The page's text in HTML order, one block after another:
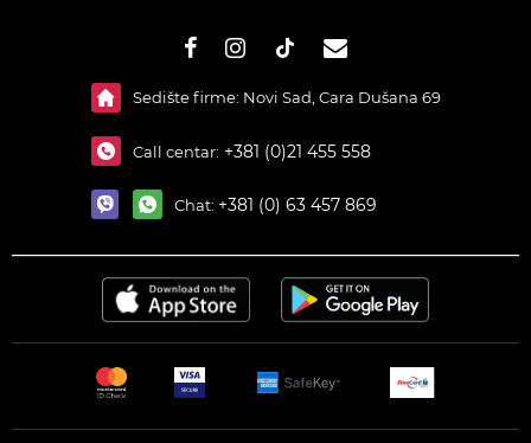
Sedište firme: Novi Sad, Cara Dušana 69
Call centar: +381 (0)21 455 558
Chat: +381 (0) 63 457 869